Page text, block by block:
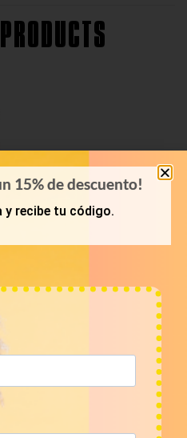
15% de descuento!
y recibe tu código.